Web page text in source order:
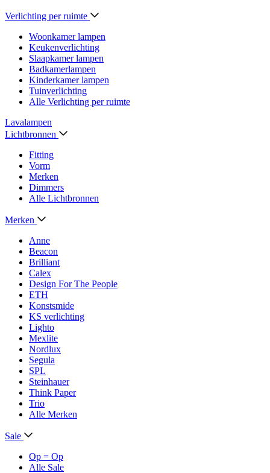
Verlichting per ruimte
Woonkamer lampen
Keukenverlichting
Slaapkamer lampen
Badkamerlampen
Kinderkamer lampen
Tuinverlichting
Alle Verlichting per ruimte
Lavalampen
Lichtbronnen
Fitting
Vorm
Merken
Dimmers
Alle Lichtbronnen
Merken
Anne
Beacon
Brilliant
Calex
Design For The People
ETH
Konstsmide
KS verlichting
Lighto
Mexlite
Nordlux
Segula
SPL
Steinhauer
Think Paper
Trio
Alle Merken
Sale
Op = Op
Alle Sale